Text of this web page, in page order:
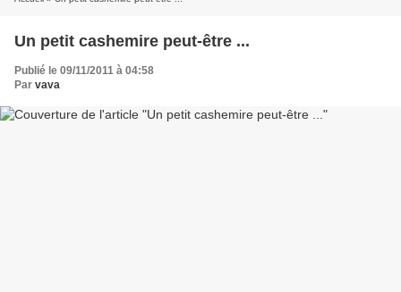
Un petit cashemire peut-être ...
Publié le 09/11/2011 à 04:58
Par vava